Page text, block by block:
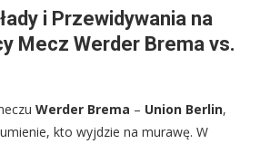
i Przewidywania na
Mecz Werder Brema vs.
Werder Brema – Union Berlin,
kto wyjdzie na murawę. W